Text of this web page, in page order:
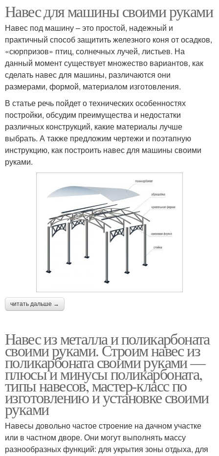
Навес для машины своими руками
Навес под машину – это простой, надежный и
практичный способ защитить железного коня от осадков,
«сюрпризов» птиц, солнечных лучей, листьев. На
данный момент существует множество вариантов, как
сделать навес для машины, различаются они
размерами, формой, материалом изготовления.
В статье речь пойдет о технических особенностях
постройки, обсудим преимущества и недостатки
различных конструкций, какие материалы лучше
выбрать. А также предложим чертежи и поэтапную
инструкцию, как построить навес для машины своими
руками.
читать дальше →
Навес из металла и поликарбоната
своими руками. Строим навес из
поликарбоната своими руками —
плюсы и минусы поликарбоната,
типы навесов, мастер-класс по
изготовлению и установке своими
руками
Навесы довольно частое строение на дачном участке
или в частном дворе. Они могут выполнять массу
разнообразных функций: для укрытия зоны отдыха, для